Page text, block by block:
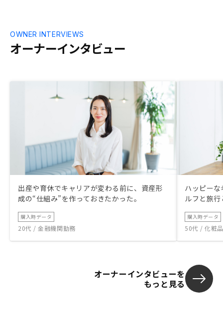
オーナーインタビュー
OWNER INTERVIEWS
出産や育休でキャリアが変わる前に、資産形
成の“仕組み”を作っておきたかった。
購入時データ
20代 / 金融機関勤務
ハッピー
ルフと旅
購入時データ
50代 / 化粧
オーナーインタビューを
もっと見る